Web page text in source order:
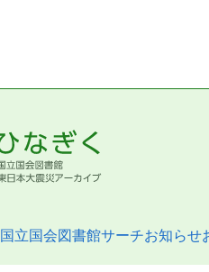
国立国会図書館サーチお知らせ